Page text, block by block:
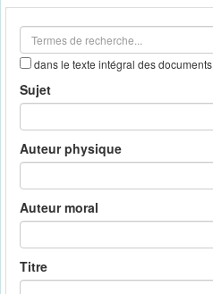
dans le texte intégral des documents
Sujet
Auteur physique
Auteur moral
Titre